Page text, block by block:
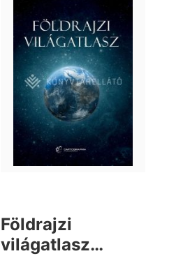
Földrajzi
világatlasz